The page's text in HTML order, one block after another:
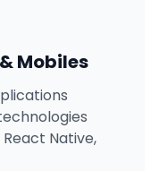
Mobiles
Native,